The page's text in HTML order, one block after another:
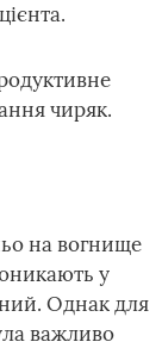
чиряк.
на вогнище
у
Однак для
важливо